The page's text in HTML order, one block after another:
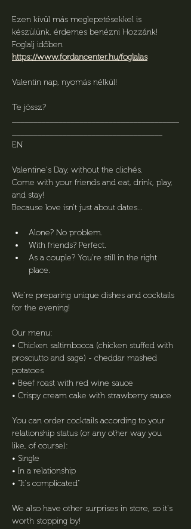
Ezen kívül más meglepetésekkel is
készülünk, érdemes benézni Hozzánk!
Foglalj időben
https://www.fordancenter.hu/foglalas
Valentin nap, nyomás nélkül!
Te jössz?
EN
Valentine's Day, without the clichés.
Come with your friends and eat, drink, play,
and stay!
Because love isn't just about dates...
Alone? No problem.
With friends? Perfect.
As a couple? You're still in the right
place.
We're preparing unique dishes and cocktails
for the evening!
Our menu:
• Chicken saltimbocca (chicken stuffed with
prosciutto and sage) - cheddar mashed
potatoes
• Beef roast with red wine sauce
• Crispy cream cake with strawberry sauce
You can order cocktails according to your
relationship status (or any other way you
like, of course):
• Single
• In a relationship
• "It's complicated"
We also have other surprises in store, so it's
worth stopping by!